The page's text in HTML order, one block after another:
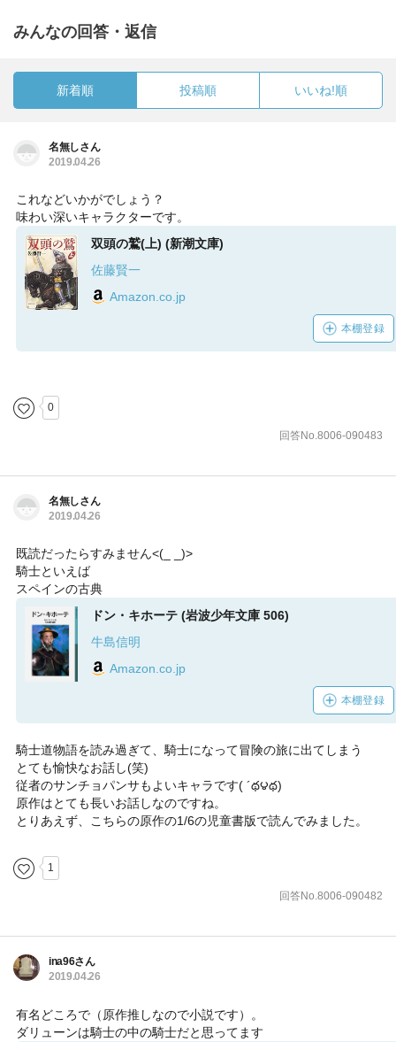
みんなの回答・返信
新着順 投稿順 いいね!順
名無しさん
2019.04.26
これなどいかがでしょう？
味わい深いキャラクターです。
双頭の鷲(上) (新潮文庫)
佐藤賢一
Amazon.co.jp
本棚登録
0
回答No.8006-090483
名無しさん
2019.04.26
既読だったらすみません<(_ _)>
騎士といえば
スペインの古典
ドン・キホーテ (岩波少年文庫 506)
牛島信明
Amazon.co.jp
本棚登録
騎士道物語を読み過ぎて、騎士になって冒険の旅に出てしまう
とても愉快なお話し(笑)
従者のサンチョパンサもよいキャラです( ´థ౪థ)
原作はとても長いお話しなのですね。
とりあえず、こちらの原作の1/6の児童書版で読んでみました。
1
回答No.8006-090482
ina96さん
2019.04.26
有名どころで（原作推しなので小説です）。
ダリューンは騎士の中の騎士だと思ってます